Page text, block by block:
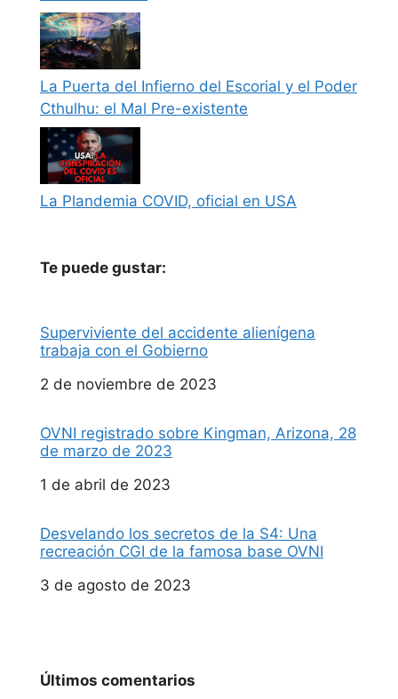
La Puerta del Infierno del Escorial y el Poder
Cthulhu: el Mal Pre-existente
La Plandemia COVID, oficial en USA
Te puede gustar:
Superviviente del accidente alienígena
trabaja con el Gobierno
Fecha
2 de noviembre de 2023
OVNI registrado sobre Kingman, Arizona, 28
de marzo de 2023
Fecha
1 de abril de 2023
Desvelando los secretos de la S4: Una
recreación CGI de la famosa base OVNI
Fecha
3 de agosto de 2023
Últimos comentarios